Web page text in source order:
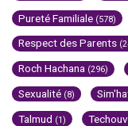
Pureté Familiale (578)
Respect des Parents
Roch Hachana (296)
Sexualité (8)
Talmud (1)